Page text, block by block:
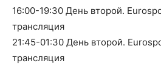
16:00-19:30 День второй.
трансляция
21:45-01:30 День второй.
трансляция